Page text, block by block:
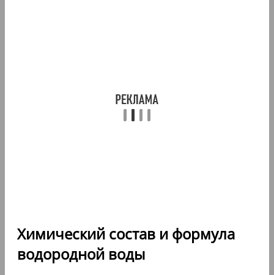
Химический состав и формула
водородной воды